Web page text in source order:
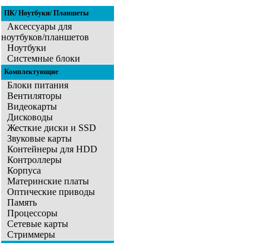
ПК/ Ноутбуки/ Планшеты
Аксессуары для
ноутбуков/планшетов
Ноутбуки
Системные блоки
Комплектующие
Блоки питания
Вентиляторы
Видеокарты
Дисководы
Жесткие диски и SSD
Звуковые карты
Контейнеры для HDD
Контроллеры
Корпуса
Материнские платы
Оптические приводы
Память
Процессоры
Сетевые карты
Стриммеры